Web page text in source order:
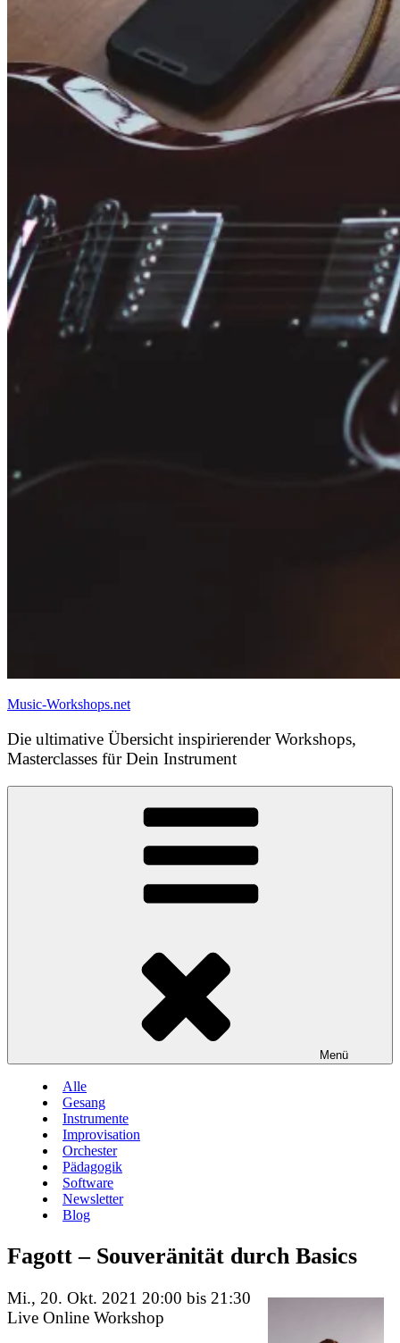
Music-Workshops.net
Die ultimative Übersicht inspirierender Workshops,
Masterclasses für Dein Instrument
Menü
Alle
Gesang
Instrumente
Improvisation
Orchester
Pädagogik
Software
Newsletter
Blog
Fagott – Souveränität durch Basics
Mi., 20. Okt. 2021 20:00 bis 21:30
Live Online Workshop